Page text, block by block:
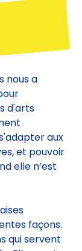
a
aux
et pouvoir
elle n’est
façons.
qui servent
Elles sont
Elles